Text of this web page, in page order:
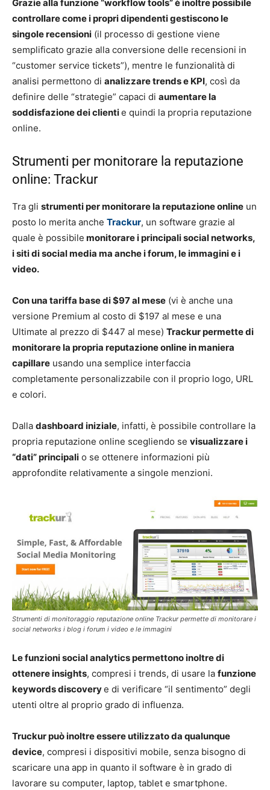
Grazie alla funzione “workflow tools” è inoltre possibile
controllare come i propri dipendenti gestiscono le
singole recensioni (il processo di gestione viene
semplificato grazie alla conversione delle recensioni in
“customer service tickets”), mentre le funzionalità di
analisi permettono di analizzare trends e KPI, così da
definire delle “strategie” capaci di aumentare la
soddisfazione dei clientie quindi la propria reputazione
online.
Strumenti per monitorare la reputazione
online: Trackur
Tra gli strumenti per monitorare la reputazione online un
posto lo merita anche Trackur, un software grazie al
quale è possibile monitorare i principali social networks,
i siti di social media ma anche i forum, le immagini e i
video.
Con una tariffa base di $97 al mese (vi è anche una
versione Premium al costo di $197 al mese e una
Ultimate al prezzo di $447 al mese) Trackur permette di
monitorare la propria reputazione online in maniera
capillare usando una semplice interfaccia
completamente personalizzabile con il proprio logo, URL
e colori.
Dalla dashboard iniziale, infatti, è possibile controllare la
propria reputazione online scegliendo se visualizzare i
“dati” principali o se ottenere informazioni più
approfondite relativamente a singole menzioni.
Strumenti di monitoraggio reputazione online Trackur permette di monitorare i
social networks i blog i forum i video e le immagini
Le funzioni social analytics permettono inoltre di
ottenere insights, compresi i trends, di usare la funzione
keywords discoverye di verificare “il sentimento” degli
utenti oltre al proprio grado di influenza.
Truckur può inoltre essere utilizzato da qualunque
device, compresi i dispositivi mobile, senza bisogno di
scaricare una app in quanto il software è in grado di
lavorare su computer, laptop, tablet e smartphone.